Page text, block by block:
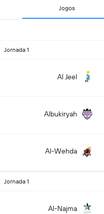
Jogos
Jornada 1
Al Jeel
Albukiryah
Al-Wehda
Jornada 1
Al-Najma